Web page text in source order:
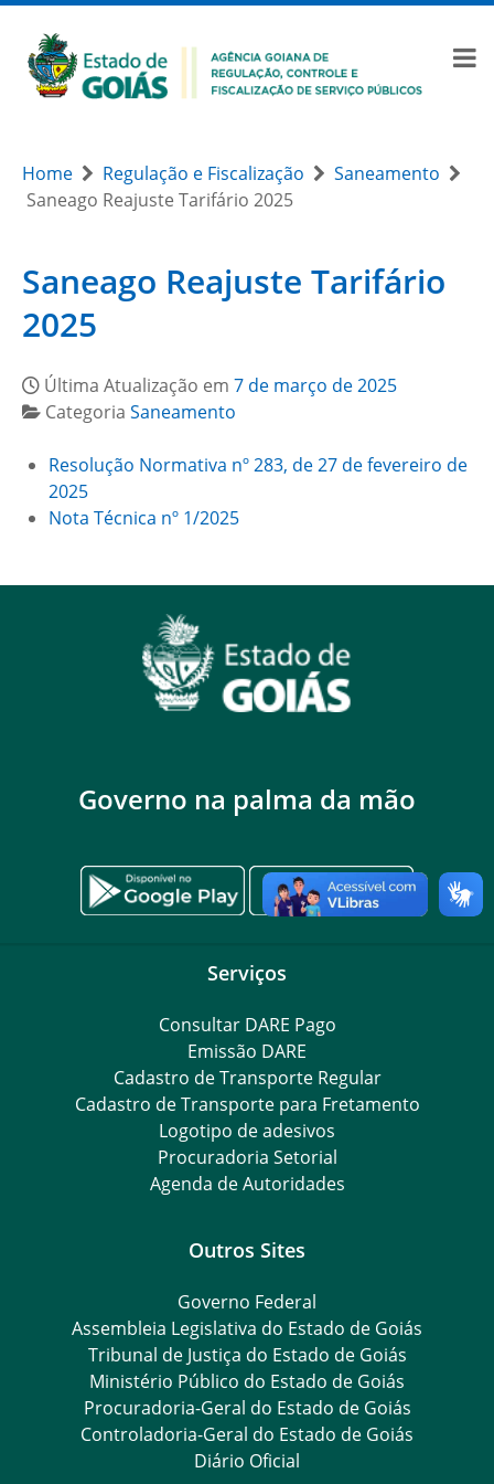
Home Regulação e Fiscalização
Saneamento
Saneago Reajuste Tarifário 2025
Saneago Reajuste Tarifário
2025
Última Atualização em 7 de março de 2025
Categoria Saneamento
Resolução Normativa nº 283, de 27 de fevereiro de
2025
Nota Técnica nº 1/2025
Governo na palma da mão
Serviços
Consultar DARE Pago
Emissão DARE
Cadastro de Transporte Regular
Cadastro de Transporte para Fretamento
Logotipo de adesivos
Procuradoria Setorial
Agenda de Autoridades
Outros Sites
Governo Federal
Assembleia Legislativa do Estado de Goiás
Tribunal de Justiça do Estado de Goiás
Ministério Público do Estado de Goiás
Procuradoria-Geral do Estado de Goiás
Controladoria-Geral do Estado de Goiás
Diário Oficial